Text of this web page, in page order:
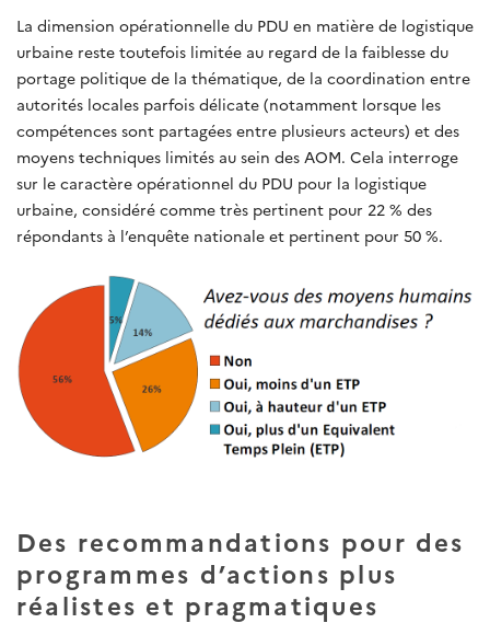
La dimension opérationnelle du PDU en matière de logistique
urbaine reste toutefois limitée au regard de la faiblesse du
portage politique de la thématique, de la coordination entre
autorités locales parfois délicate (notamment lorsque les
compétences sont partagées entre plusieurs acteurs) et des
moyens techniques limités au sein des AOM. Cela interroge
sur le caractère opérationnel du PDU pour la logistique
urbaine, considéré comme très pertinent pour 22 % des
répondants à l’enquête nationale et pertinent pour 50 %.
Des recommandations pour des
programmes d’actions plus
réalistes et pragmatiques